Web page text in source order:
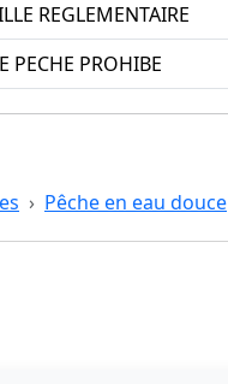
REGLEMENTAIRE
PECHE PROHIBE
Pêche en eau douce